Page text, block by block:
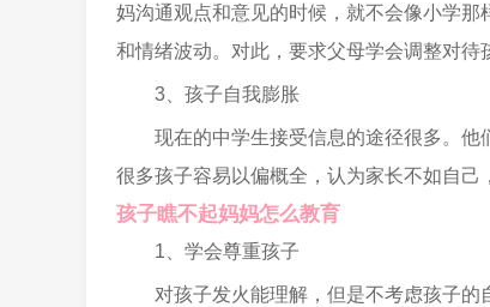
妈沟通观点和意见的时候，就不会像小学
和情绪波动。对此，要求父母学会调整对待
3、孩子自我膨胀
现在的中学生接受信息的途径很多。他
很多孩子容易以偏概全，认为家长不如自己
孩子瞧不起妈妈怎么教育
1、学会尊重孩子
对孩子发火能理解，但是不考虑孩子